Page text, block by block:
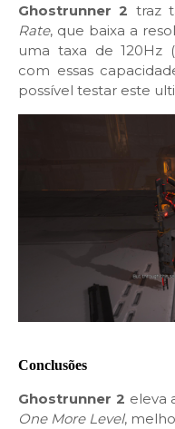
Ghostrunner 2 traz
Rate, que baixa a
uma taxa de 120Hz
com essas
possível testar este
Conclusões
Ghostrunner 2 eleva
One More Level,